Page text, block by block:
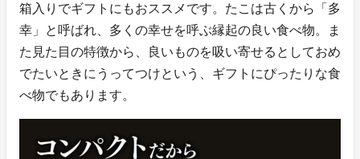
箱入りでギフトにもおススメです。たこは古くから「多
幸」と呼ばれ、多くの幸せを呼ぶ縁起の良い食べ物。ま
た見た目の特徴から、良いものを吸い寄せるとしておめ
でたいときにうってつけという、ギフトにぴったりな食
べ物でもあります。